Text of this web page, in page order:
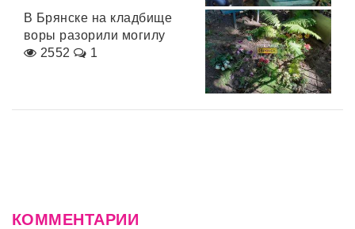
В Брянске на кладбище
воры разорили могилу
2552
1
КОММЕНТАРИИ